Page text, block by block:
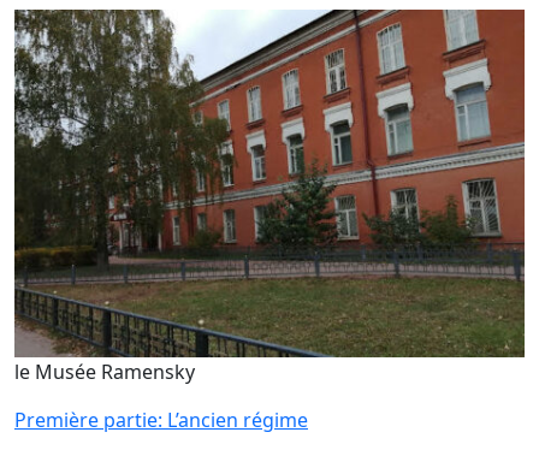
le Musée Ramensky
Première partie: L’ancien régime